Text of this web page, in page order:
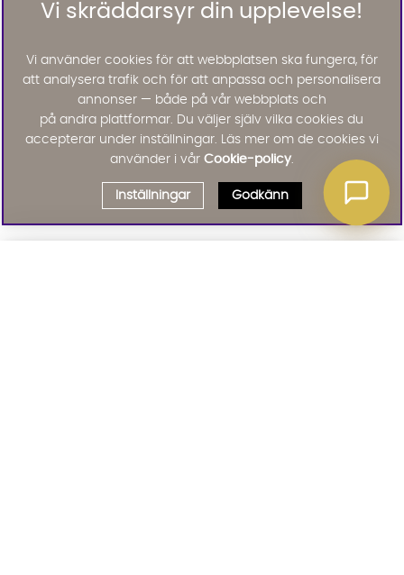
Vi skräddarsyr din upplevelse!
Vi använder cookies för att webbplatsen ska fungera, för
att analysera trafik och för att anpassa och personalisera
annonser — både på vår webbplats och
på andra plattformar. Du väljer själv vilka cookies du
accepterar under inställningar. Läs mer om de cookies vi
använder i vår Cookie-policy.
Inställningar Godkänn